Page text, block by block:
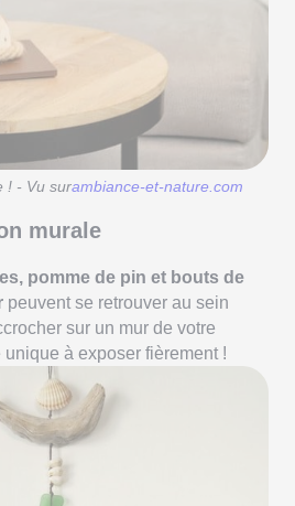
! - Vu surambiance-et-nature.com
murale
pomme de pin et bouts de
peuvent se retrouver au sein
sur un mur de votre
unique à exposer fièrement !